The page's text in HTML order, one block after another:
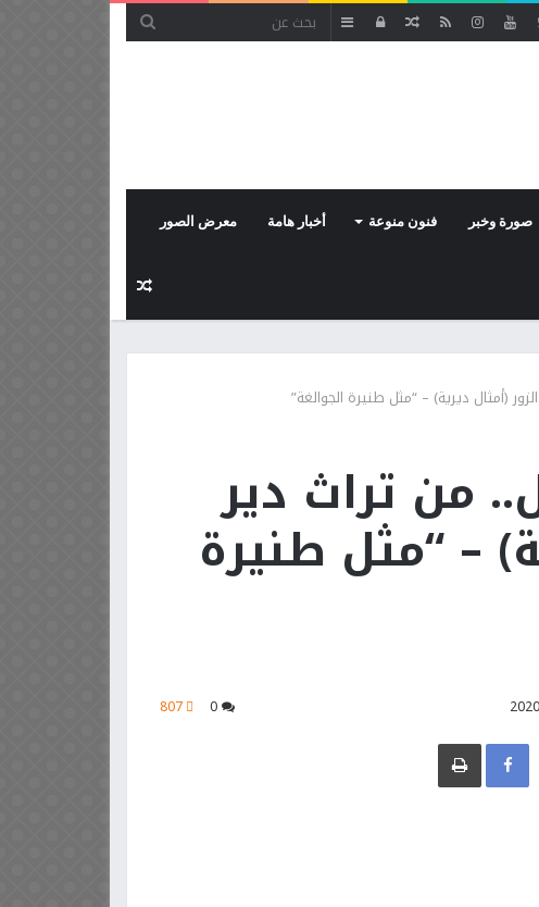
إضافةتسجيل مقال
صورة وخبر فنون منوعة أخبار هامة معرض الصور
مقال
عشوائي
(أمثال ديرية) – “مثل طنيرة الجوالغة”
من تراث دير
– “مثل طنيرة
0
807
Facebook طباعة